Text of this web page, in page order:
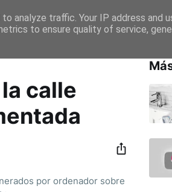
calle
por ordenador sobre
analyze traffic. Your IP address and
to ensure quality of service,